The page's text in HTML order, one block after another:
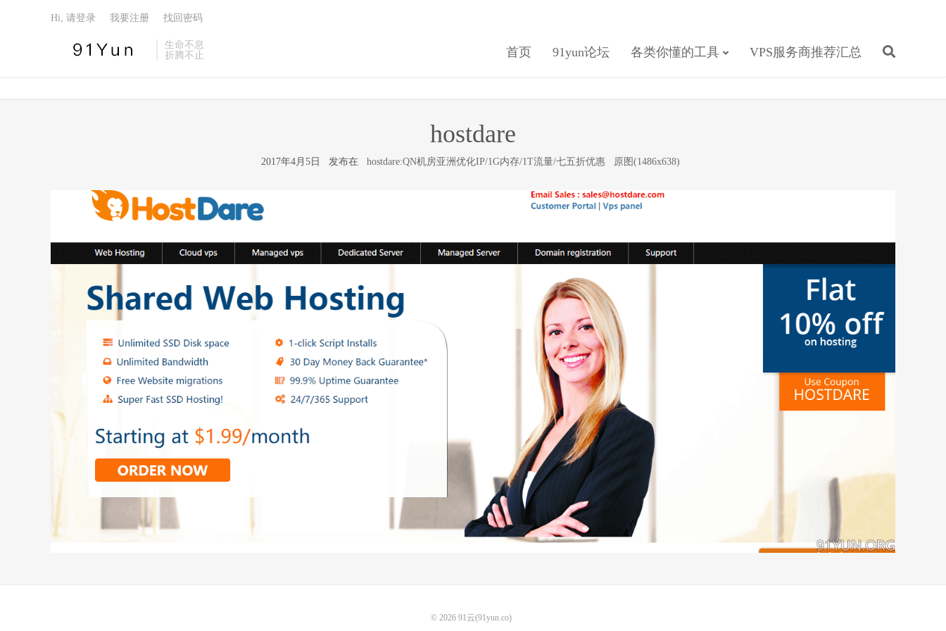
生命不息
折腾不止
首页 91yun论坛 各类你懂的工具 VPS服务商推荐汇总
Hi, 请登录 我要注册 找回密码
hostdare
2017年4月5日 发布在 hostdare:QN机房亚洲优化IP/1G内存/1T流量/七五折优惠 原图(1486x638)
© 2026 91云(91yun.co)